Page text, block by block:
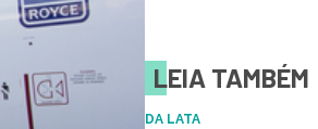
LEIA TAMBÉM
DA LATA